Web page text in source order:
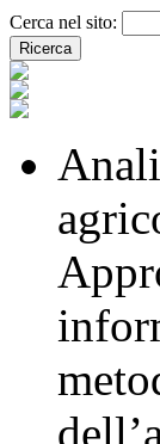
Cerca nel sito: